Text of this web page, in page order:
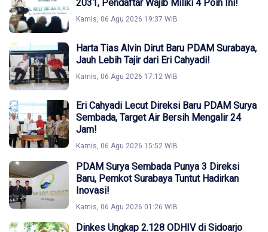
2031, Pendaftar Wajib Miliki 4 Poin Ini!
Kamis, 06 Agu 2026 19:37 WIB
Harta Tias Alvin Dirut Baru PDAM Surabaya,
Jauh Lebih Tajir dari Eri Cahyadi!
Kamis, 06 Agu 2026 17:12 WIB
Eri Cahyadi Lecut Direksi Baru PDAM Surya
Sembada, Target Air Bersih Mengalir 24
Jam!
Kamis, 06 Agu 2026 15:52 WIB
PDAM Surya Sembada Punya 3 Direksi
Baru, Pemkot Surabaya Tuntut Hadirkan
Inovasi!
Kamis, 06 Agu 2026 01:26 WIB
Dinkes Ungkap 2.128 ODHIV di Sidoarjo